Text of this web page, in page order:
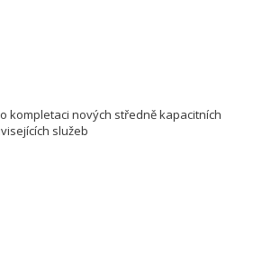
kompletaci nových středně kapacitních
služeb